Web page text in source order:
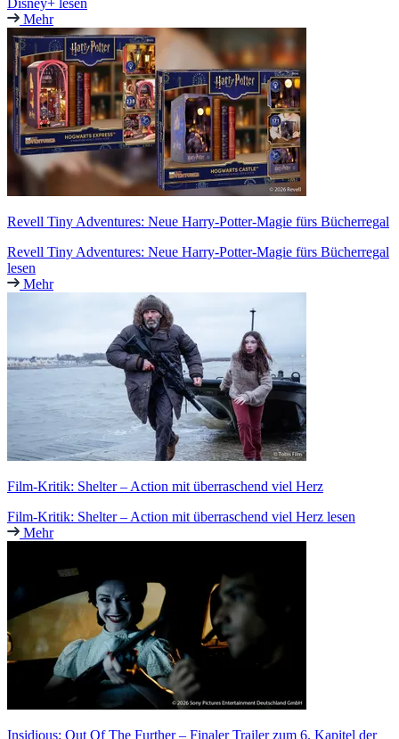
Disney+ lesen
Mehr
Revell Tiny Adventures: Neue Harry-Potter-Magie fürs Bücherregal
Revell Tiny Adventures: Neue Harry-Potter-Magie fürs Bücherregal
lesen
Mehr
Film-Kritik: Shelter – Action mit überraschend viel Herz
Film-Kritik: Shelter – Action mit überraschend viel Herz lesen
Mehr
Insidious: Out Of The Further – Finaler Trailer zum 6. Kapitel der